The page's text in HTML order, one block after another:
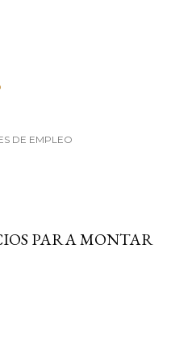
DE EMPLEO
PARA MONTAR